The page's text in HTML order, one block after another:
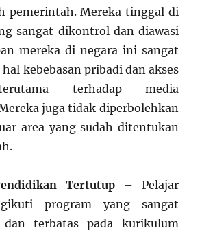
pemerintah. Mereka tinggal di
sangat dikontrol dan diawasi
mereka di negara ini sangat
kebebasan pribadi dan akses
terhadap media
juga tidak diperbolehkan
area yang sudah ditentukan
Tertutup – Pelajar
program yang sangat
terbatas pada kurikulum